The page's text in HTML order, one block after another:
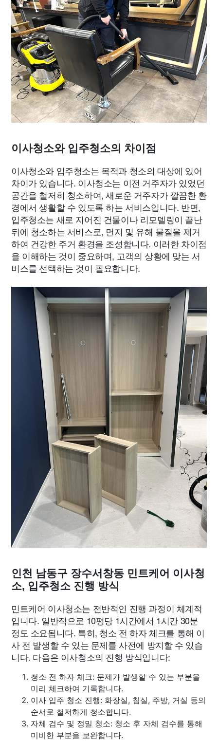
이사청소와 입주청소의 차이점
이사청소와 입주청소는 목적과 청소의 대상에 있어
차이가 있습니다. 이사청소는 이전 거주자가 있었던
공간을 철저히 청소하여, 새로운 거주자가 깔끔한 환
경에서 생활할 수 있도록 하는 서비스입니다. 반면,
입주청소는 새로 지어진 건물이나 리모델링이 끝난
뒤에 청소하는 서비스로, 먼지 및 유해 물질을 제거
하여 건강한 주거 환경을 조성합니다. 이러한 차이점
을 이해하는 것이 중요하며, 고객의 상황에 맞는 서
비스를 선택하는 것이 필요합니다.
인천 남동구 장수서창동 민트케어 이사청
소, 입주청소 진행 방식
민트케어 이사청소는 전반적인 진행 과정이 체계적
입니다. 일반적으로 10평당 1시간에서 1시간 30분
정도 소요됩니다. 특히, 청소 전 하자 체크를 통해 이
사 전 발생할 수 있는 문제를 사전에 방지할 수 있습
니다. 다음은 이사청소의 진행 방식입니다:
청소 전 하자 체크: 문제가 발생할 수 있는 부분을
미리 체크하여 기록합니다.
이사 입주 청소 진행: 화장실, 침실, 주방, 거실 등의
순서로 철저하게 청소합니다.
자체 검수 및 정밀 청소: 청소 후 자체 검수를 통해
미비한 부분을 보완합니다.